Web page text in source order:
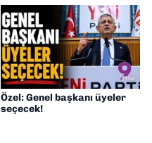
Özel: Genel başkanı üyeler
seçecek!